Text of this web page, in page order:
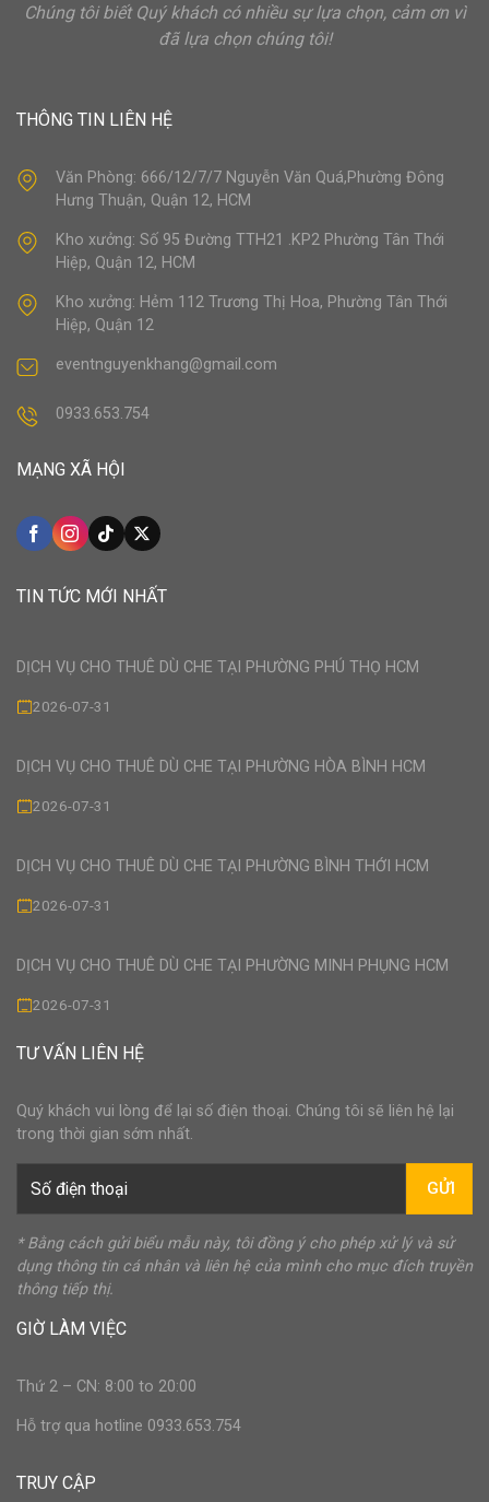
Chúng tôi biết Quý khách có nhiều sự lựa chọn, cảm ơn vì
đã lựa chọn chúng tôi!
THÔNG TIN LIÊN HỆ
Văn Phòng: 666/12/7/7 Nguyễn Văn Quá,Phường Đông
Hưng Thuận, Quận 12, HCM
Kho xưởng: Số 95 Đường TTH21 .KP2 Phường Tân Thới
Hiệp, Quận 12, HCM
Kho xưởng: Hẻm 112 Trương Thị Hoa, Phường Tân Thới
Hiệp, Quận 12
eventnguyenkhang@gmail.com
0933.653.754
MẠNG XÃ HỘI
TIN TỨC MỚI NHẤT
DỊCH VỤ CHO THUÊ DÙ CHE TẠI PHƯỜNG PHÚ THỌ HCM
2026-07-31
DỊCH VỤ CHO THUÊ DÙ CHE TẠI PHƯỜNG HÒA BÌNH HCM
2026-07-31
DỊCH VỤ CHO THUÊ DÙ CHE TẠI PHƯỜNG BÌNH THỚI HCM
2026-07-31
DỊCH VỤ CHO THUÊ DÙ CHE TẠI PHƯỜNG MINH PHỤNG HCM
2026-07-31
TƯ VẤN LIÊN HỆ
Quý khách vui lòng để lại số điện thoại. Chúng tôi sẽ liên hệ lại
trong thời gian sớm nhất.
GỬI
* Bằng cách gửi biểu mẫu này, tôi đồng ý cho phép xử lý và sử
dụng thông tin cá nhân và liên hệ của mình cho mục đích truyền
thông tiếp thị.
GIỜ LÀM VIỆC
Thứ 2 – CN: 8:00 to 20:00
Hỗ trợ qua hotline 0933.653.754
TRUY CẬP